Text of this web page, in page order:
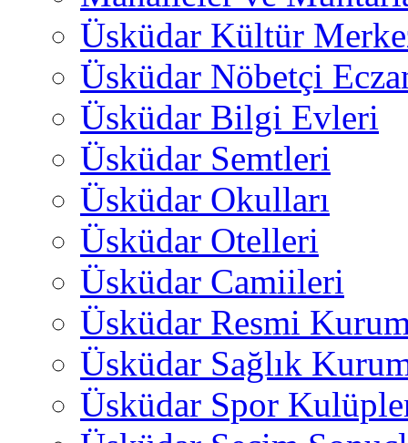
Üsküdar Kültür
Üsküdar Nöbetçi
Üsküdar Bilgi Evleri
Üsküdar Semtleri
Üsküdar Okulları
Üsküdar Otelleri
Üsküdar Camiileri
Üsküdar Resmi
Üsküdar Sağlık
Üsküdar Spor